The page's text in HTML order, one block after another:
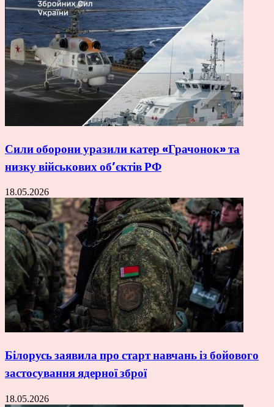
Сили оборони уразили катер «Грачонок» та
низку військових об’єктів РФ
18.05.2026
Білорусь заявила про старт навчань із бойового
застосування ядерної зброї
18.05.2026